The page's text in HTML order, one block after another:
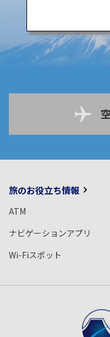
旅のお役立ち情報
ATM
ナビゲーションアプリ
Wi-Fiスポット